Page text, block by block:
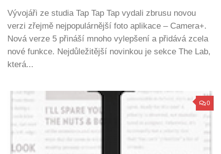
Vývojáři ze studia Tap Tap Tap vydali zbrusu novou
verzi zřejmě nejpopulárnější foto aplikace – Camera+.
Nová verze 5 přináší mnoho vylepšení a přidává zcela
nové funkce. Nejdůležitější novinkou je sekce The Lab,
která...
0